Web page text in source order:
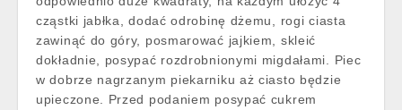
cząstki jabłka, dodać odrobinę dżemu, rogi ciasta
zawinąć do góry, posmarować jajkiem, skleić
dokładnie, posypać rozdrobnionymi migdałami. Piec
w dobrze nagrzanym piekarniku aż ciasto będzie
upieczone. Przed podaniem posypać cukrem